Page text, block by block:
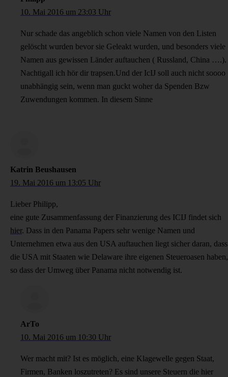
10. Mai 2016 um 23:03 Uhr
Nur schade das angeblich schon viele Namen von den Listen
gelöscht wurden bevor sie Geleakt wurden, und besonders viele
Namen aus gewissen Länder auftauchen ( Russland, China ….).
Nachtigall ich hör dir trapsen.Und der IcIJ soll auch nicht soooo
unabhängig sein, wenn man guckt woher da Spenden Bzw
Zuwendungen kommen. In diesem Sinne
Katrin Beushausen
19. Mai 2016 um 13:05 Uhr
Lieber Philipp,
eine gute Zusammenfassung der Finanzierung des ICIJ findet sich
hier. Dass in den Panama Papers sehr wenige Namen und
Unternehmen etwa aus den USA auftauchen liegt sicher daran, dass
die USA mit Staaten wie Delaware ihre eigenen Steueroasen haben,
so dass der Umweg über Panama nicht notwendig ist.
ArTo
10. Mai 2016 um 10:30 Uhr
Wer macht mit? Ist es möglich, eine Klagewelle gegen Staat,
Firmen, Banken loszutreten? Es sind unsere Steuern die hier